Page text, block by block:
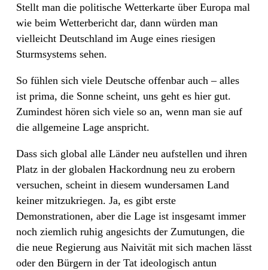
Stellt man die politische Wetterkarte über Europa mal
wie beim Wetterbericht dar, dann würden man
vielleicht Deutschland im Auge eines riesigen
Sturmsystems sehen.
So fühlen sich viele Deutsche offenbar auch – alles
ist prima, die Sonne scheint, uns geht es hier gut.
Zumindest hören sich viele so an, wenn man sie auf
die allgemeine Lage anspricht.
Dass sich global alle Länder neu aufstellen und ihren
Platz in der globalen Hackordnung neu zu erobern
versuchen, scheint in diesem wundersamen Land
keiner mitzukriegen. Ja, es gibt erste
Demonstrationen, aber die Lage ist insgesamt immer
noch ziemlich ruhig angesichts der Zumutungen, die
die neue Regierung aus Naivität mit sich machen lässt
oder den Bürgern in der Tat ideologisch antun